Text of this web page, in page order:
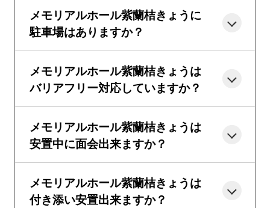
メモリアルホール紫蘭桔きょうに
駐車場はありますか？
メモリアルホール紫蘭桔きょうは
バリアフリー対応していますか？
メモリアルホール紫蘭桔きょうは
安置中に面会出来ますか？
メモリアルホール紫蘭桔きょうは
付き添い安置出来ますか？